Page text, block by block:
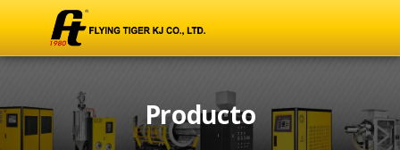
Producto